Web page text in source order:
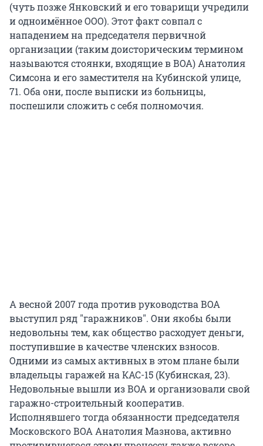
(чуть позже Янковский и его товарищи учредили
и одноимённое ООО). Этот факт совпал с
нападением на председателя первичной
организации (таким доисторическим термином
называются стоянки, входящие в ВОА) Анатолия
Симсона и его заместителя на Кубинской улице,
71. Оба они, после выписки из больницы,
поспешили сложить с себя полномочия.
А весной 2007 года против руководства ВОА
выступил ряд "гаражников". Они якобы были
недовольны тем, как общество расходует деньги,
поступившие в качестве членских взносов.
Одними из самых активных в этом плане были
владельцы гаражей на КАС-15 (Кубинская, 23).
Недовольные вышли из ВОА и организовали свой
гаражно-строительный кооператив.
Исполнявшего тогда обязанности председателя
Московского ВОА Анатолия Мазнова, активно